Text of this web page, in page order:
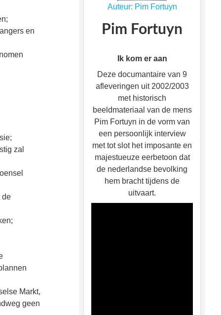
en
zal
de
Markt,
geen
Auteur: Pim Fortuyn
Pim Fortuyn
Ik kom er aan
Deze documantaire van 9
afleveringen uit 2002/2003
met historisch
beeldmateriaal van de mens
Pim Fortuyn in de vorm van
een persoonlijk interview
met tot slot het imposante en
majestueuze eerbetoon dat
de nederlandse bevolking
hem bracht tijdens de
uitvaart.